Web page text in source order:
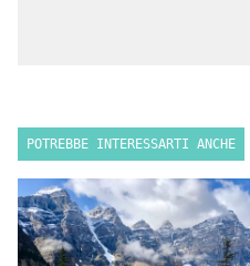
POTREBBE INTERESSARTI ANCHE